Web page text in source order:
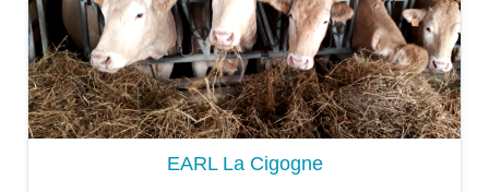
EARL La Cigogne